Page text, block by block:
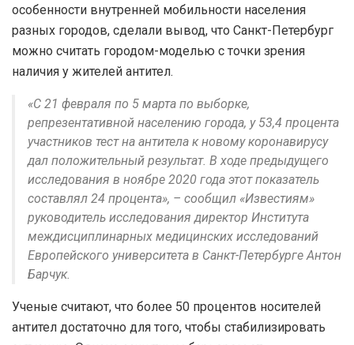
особенности внутренней мобильности населения
разных городов, сделали вывод, что Санкт-Петербург
можно считать городом-моделью с точки зрения
наличия у жителей антител.
«С 21 февраля по 5 марта по выборке,
репрезентативной населению города, у 53,4 процента
участников тест на антитела к новому коронавирусу
дал положительный результат. В ходе предыдущего
исследования в ноябре 2020 года этот показатель
составлял 24 процента», – сообщил «Известиям»
руководитель исследования директор Института
междисциплинарных медицинских исследований
Европейского университета в Санкт-Петербурге Антон
Барчук.
Ученые считают, что более 50 процентов носителей
антител достаточно для того, чтобы стабилизировать